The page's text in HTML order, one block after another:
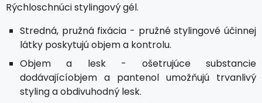
Rýchloschnúci stylingový gél.
Stredná, pružná fixácia - pružné stylingové účinnej
látky poskytujú objem a kontrolu.
Objem a lesk - ošetrujúce substancie
dodávajícíobjem a pantenol umožňujú trvanlivý
styling a obdivuhodný lesk.